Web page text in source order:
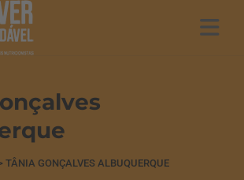
TÂNIA GONÇALVES ALBUQUERQUE